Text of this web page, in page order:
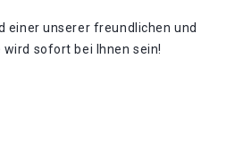
einer unserer freundlichen und
sofort bei Ihnen sein!